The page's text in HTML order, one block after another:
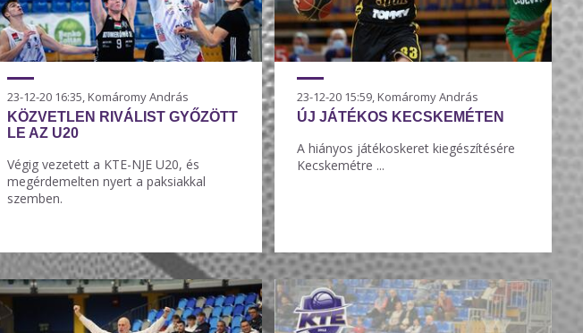
23-12-20 16:35, Komáromy András
KÖZVETLEN RIVÁLIST GYŐZÖTT
LE AZ U20
Végig vezetett a KTE-NJE U20, és
megérdemelten nyert a paksiakkal
szemben.
23-12-20 15:59, Komáromy András
ÚJ JÁTÉKOS KECSKEMÉTEN
A hiányos játékoskeret kiegészítésére
Kecskemétre ...